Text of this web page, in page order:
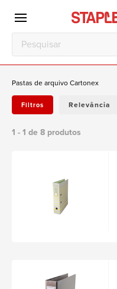
Pastas de arquivo Cartonex
Filtros Relevância
1 - 1 de 8 produtos